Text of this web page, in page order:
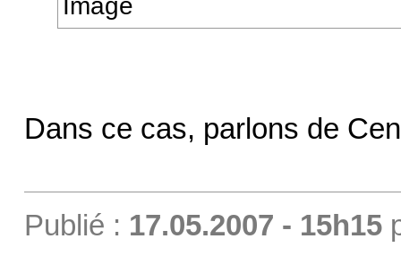
Dans ce cas, parlons de
Publié : 17.05.2007 - 15h15